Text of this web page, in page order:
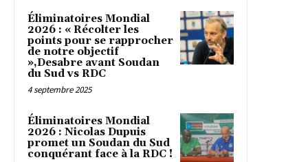
Éliminatoires Mondial
2026 : « Récolter les
points pour se rapprocher
de notre objectif
»,Desabre avant Soudan
du Sud vs RDC
4 septembre 2025
Éliminatoires Mondial
2026 : Nicolas Dupuis
promet un Soudan du Sud
conquérant face à la RDC !